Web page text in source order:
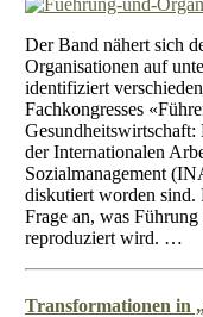
Der Band nähert sich
Organisationen auf
identifiziert
Fachkongresses
der Internationalen
Sozialmanagement
diskutiert worden sind.
Frage an, was
reproduziert wird. …
Transformationen in